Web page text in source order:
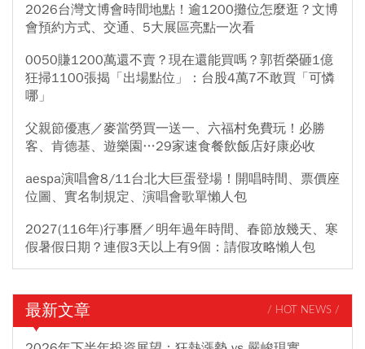
2026台灣文博會時間地點！逾1200攤位怎麼逛？文博
會預約方式、交通、5大展區亮點一次看
0050賺1200萬還不賣？現在還能買嗎？郭哲榮砸1億
狂掃1100張揭「出場點位」：台股4萬7不敢買「可憐
哪」
父親節優惠／麥當勞買一送一、六福村免費玩！必勝
客、肯德基、遊樂園…29家速食餐飲飯店好康必收
aespa演唱會8/11台北大巨蛋登場！開唱時間、票價座
位圖、實名制規定、演唱會歌單懶人包
2027(116年)行事曆／明年過年時間、春節放幾天、寒
假暑假日期？連假3天以上有9個：請假攻略懶人包
最新文章 / HOT NEWS /